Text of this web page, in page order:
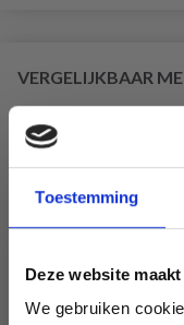
Toestemming
Deze website
We gebruiken
VERGELIJKBAAR
30% korting